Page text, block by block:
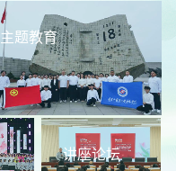
主题教育
讲座论坛